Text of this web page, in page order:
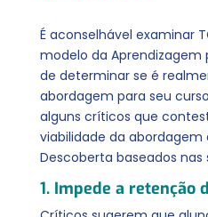
É aconselhável examinar
modelo da Aprendizagem
de determinar se é
abordagem para seu
alguns críticos que
viabilidade da abordagem
Descoberta baseados nas
1. Impede a retenção